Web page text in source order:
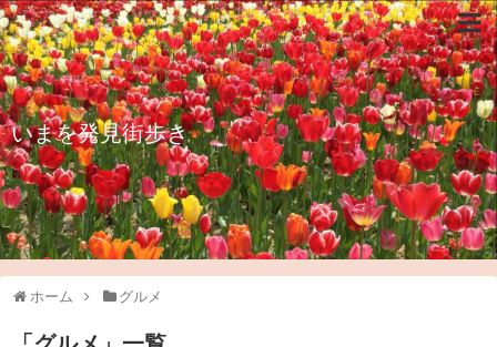
いまを発見街歩き
ホーム グルメ